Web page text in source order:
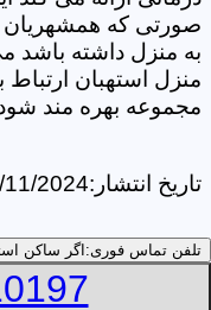
صورتی که همشهریان
به منزل داشته باشد
منزل استهبان ارتباط
مجموعه بهره مند
تاریخ انتشار:2024 10:01:42 AM
تلفن تماس فوری: اگر ساکن